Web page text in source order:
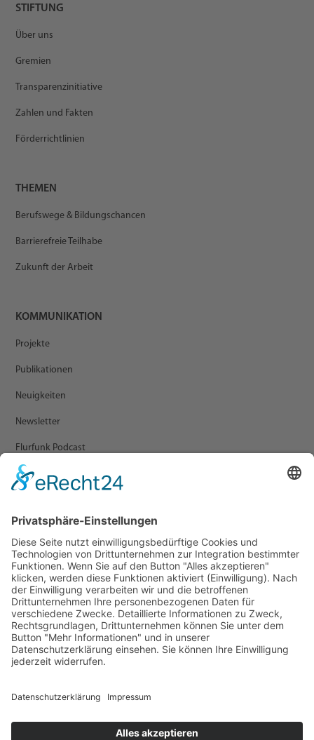
STIFTUNG
Über uns
Gremien
Transparenzinitiative
Zahlen und Fakten
Förderrichtlinien
THEMEN
Berufswege & Bildungschancen
Barrierefreie Teilhabe
Zukunft der Arbeit
KOMMUNIKATION
Projekte
Publikationen
Neuigkeiten
Newsletter
Flurfunk Podcast
Presse
Veranstaltungen
Newsletter Archiv
RECHTLICHES
Impressum
Statement zur Barrierefreiheit